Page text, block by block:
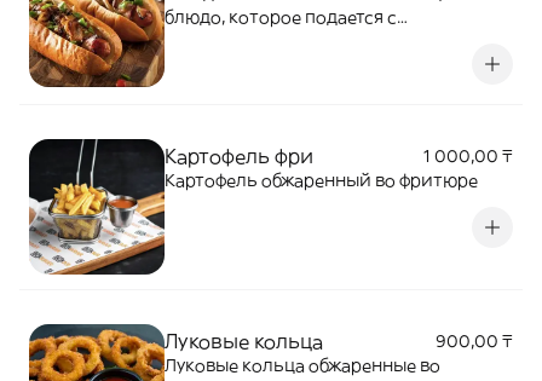
блюдо, которое подается с
сладкая горчица
Картофель фри
1 000,00 ₸
Картофель обжаренный во фритюре
Луковые кольца
900,00 ₸
Луковые кольца обжаренные во